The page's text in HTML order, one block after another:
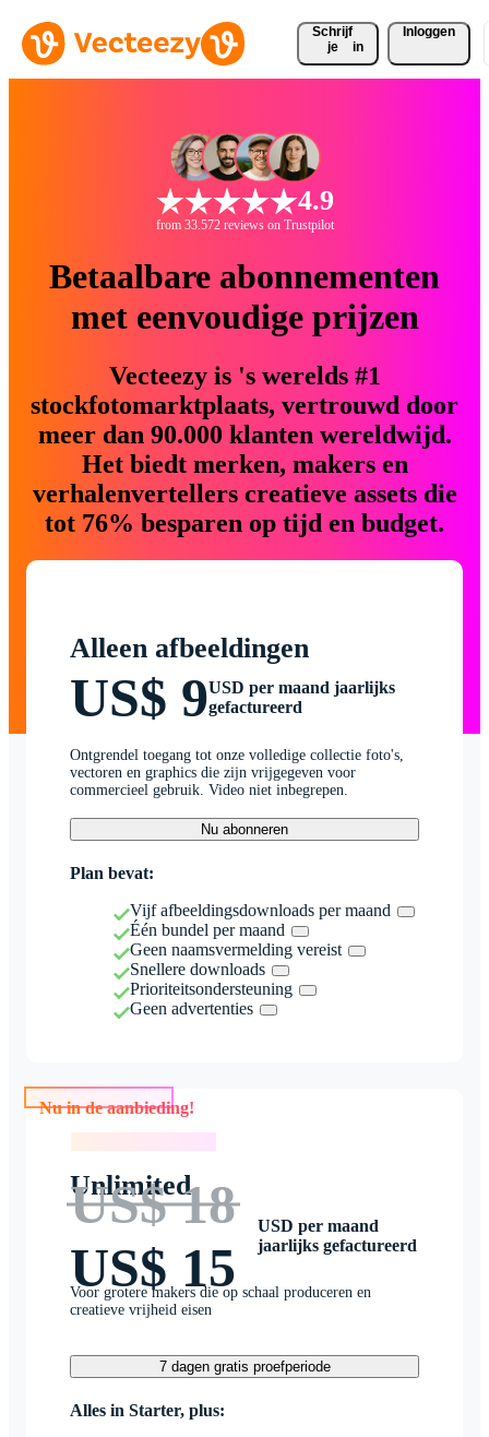
Schrijf
je
in
Inloggen
4.9
from 33.572 reviews on Trustpilot
Betaalbare abonnementen
met eenvoudige prijzen
Vecteezy is 's werelds #1
stockfotomarktplaats, vertrouwd door
meer dan 90.000 klanten wereldwijd.
Het biedt merken, makers en
verhalenvertellers creatieve assets die
tot 76% besparen op tijd en budget.
Alleen afbeeldingen
US$ 9USD per maand jaarlijks
gefactureerd
Ontgrendel toegang tot onze volledige collectie foto's,
vectoren en graphics die zijn vrijgegeven voor
commercieel gebruik. Video niet inbegrepen.
Nu abonneren
Plan bevat:
Vijf afbeeldingsdownloads per maand
Één bundel per maand
Geen naamsvermelding vereist
Snellere downloads
Prioriteitsondersteuning
Geen advertenties
Nu in de aanbieding!
Unlimited
US$ 18
US$ 15
USD per maand
jaarlijks gefactureerd
Voor grotere makers die op schaal produceren en
creatieve vrijheid eisen
7 dagen gratis proefperiode
Alles in Starter, plus: